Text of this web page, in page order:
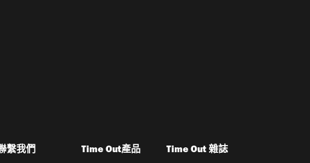
繫我們 Time Out產品 Time Out 雜誌